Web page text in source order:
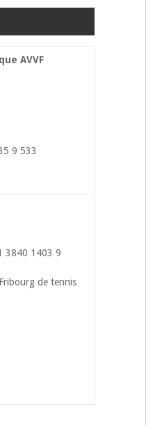
AVVF
9 533
3840 1403 9
de tennis